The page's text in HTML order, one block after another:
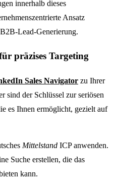
innerhalb dieses
Ansatz
Lead-Generierung.
präzises Targeting
Sales Navigator zu Ihrer
sind der Schlüssel zur seriösen
es Ihnen ermöglicht, gezielt auf
Mittelstand ICP anwenden.
Suche erstellen, die das
kann.